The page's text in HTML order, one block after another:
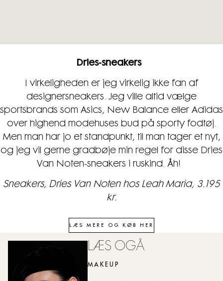
Dries-sneakers
I virkeligheden er jeg virkelig ikke fan af
designersneakers. Jeg ville altid vælge
sportsbrands som Asics, New Balance eller Adidas
over highend modehuses bud på sporty fodtøj.
Men man har jo et standpunkt, til man tager et nyt,
og jeg vil gerne gradbøje min regel for disse Dries
Van Noten-sneakers i ruskind. Åh!
Sneakers, Dries Van Noten hos Leah Maria, 3.195
kr.
LÆS MERE OG KØB HER
LÆS OGÅ
MAKEUP